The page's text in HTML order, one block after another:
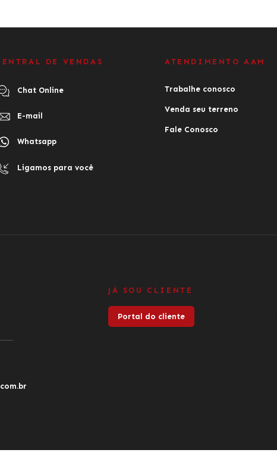
DE VENDAS
Chat Online
E-mail
Whatsapp
Ligamos para você
ATENDIMENTO AAM
Trabalhe conosco
Venda seu terreno
Fale Conosco
JÁ SOU CLIENTE
Portal do cliente